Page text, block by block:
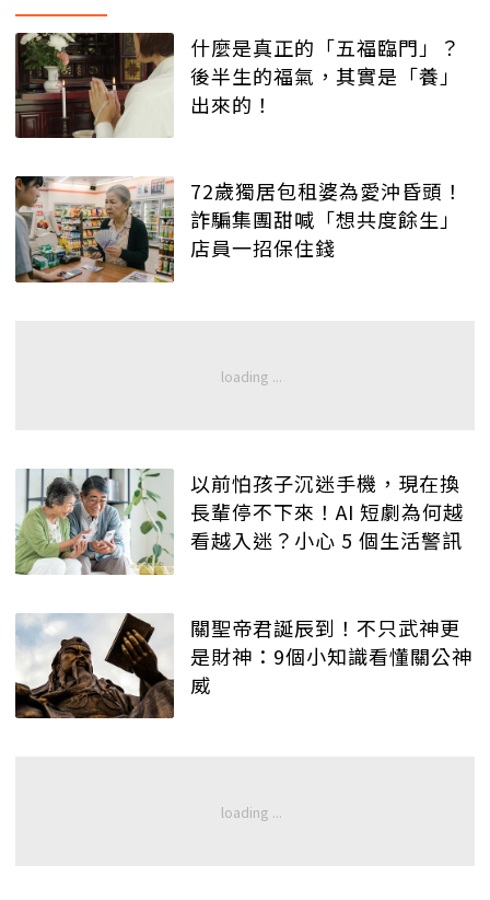
什麼是真正的「五福臨門」？
後半生的福氣，其實是「養」
出來的！
72歲獨居包租婆為愛沖昏頭！
詐騙集團甜喊「想共度餘生」
店員一招保住錢
以前怕孩子沉迷手機，現在換
長輩停不下來！AI 短劇為何越
看越入迷？小心 5 個生活警訊
關聖帝君誕辰到！不只武神更
是財神：9個小知識看懂關公神
威